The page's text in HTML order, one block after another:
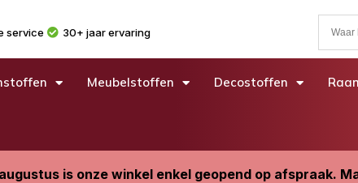
service 30+ jaar ervaring
Meubelstoffen Decostoffen
is onze winkel enkel geopend op afspraak.